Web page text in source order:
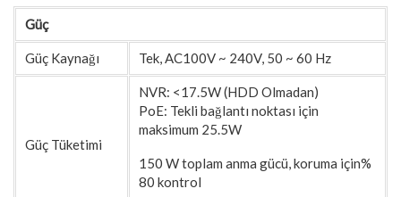
Güç
Güç Kaynağı Tek, AC100V ~ 240V, 50 ~ 60 Hz
Güç Tüketimi
NVR: <17.5W (HDD Olmadan)
PoE: Tekli bağlantı noktası için
maksimum 25.5W
150 W toplam anma gücü, koruma için%
80 kontrol